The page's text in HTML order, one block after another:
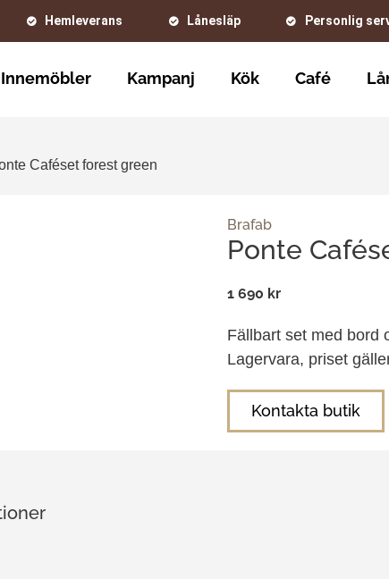
Hemleverans Lånesläp Personlig
Innemöbler Kampanj Kök Café
Caféset forest green
Brafab
Ponte
1 690 kr
Fällbart set med bord
Lagervara, priset
Kontakta butik